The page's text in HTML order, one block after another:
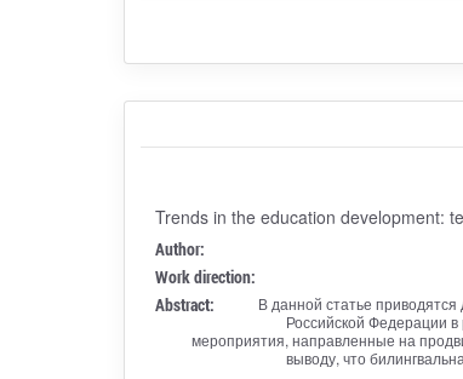
Trends in the education development:
Author:
Work direction:
Abstract:
В данной статье
Российской Федерации
мероприятия, направленные на
выводу, что